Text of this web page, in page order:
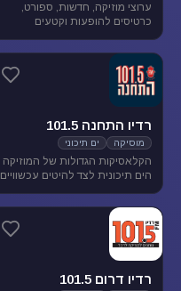
ערוצי מוזיקה, חדשות, ספורט,
כרטיסים להופעות וקטעים
רדיו התחנה 101.5
מוסיקה ים תיכוני
הקלאסיקות הגדולות של המוזיקה
הים תיכונית לצד להיטים עכשוויים
בתדר 101.5 באיזור הצפון.
רדיו דרום 101.5